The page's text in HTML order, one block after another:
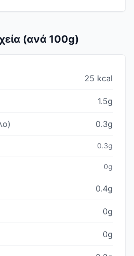
(ανά 100g)
25 kcal
1.5g
0.3g
0.3g
0g
0.4g
0g
0g